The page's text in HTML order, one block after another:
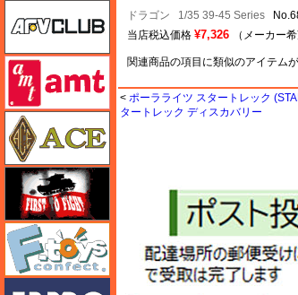
ドラゴン 1/35 39-45 Series
当店税込価格 ¥7,326 （メーカー
関連商品の項目に類似のアイテム
< ポーラライツ スタートレック
タートレック ディスカバリー
AFVクラブ
エース